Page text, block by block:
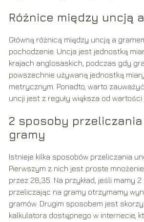
Różnice między uncją
Główną różnicą między uncją a
pochodzenie. Uncja jest jednostką
krajach anglosaskich, podczas gdy
powszechnie używaną jednostką
metrycznym. Ponadto, warto
uncji jest z reguły większa od wartości
2 sposoby
gramy
Istnieje kilka sposobów przeliczania
Pierwszym z nich jest proste
przez 28,35. Na przykład, jeśli mamy 2
przeliczając na gramy otrzymamy
gramów. Drugim sposobem jest
kalkulatora dostępnego w internecie,